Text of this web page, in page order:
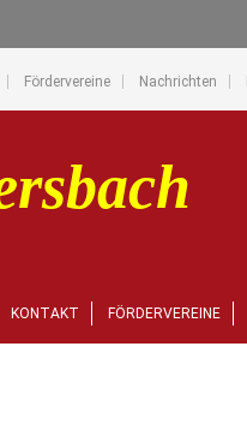
Fördervereine Nachrichten
KONTAKT FÖRDERVEREINE